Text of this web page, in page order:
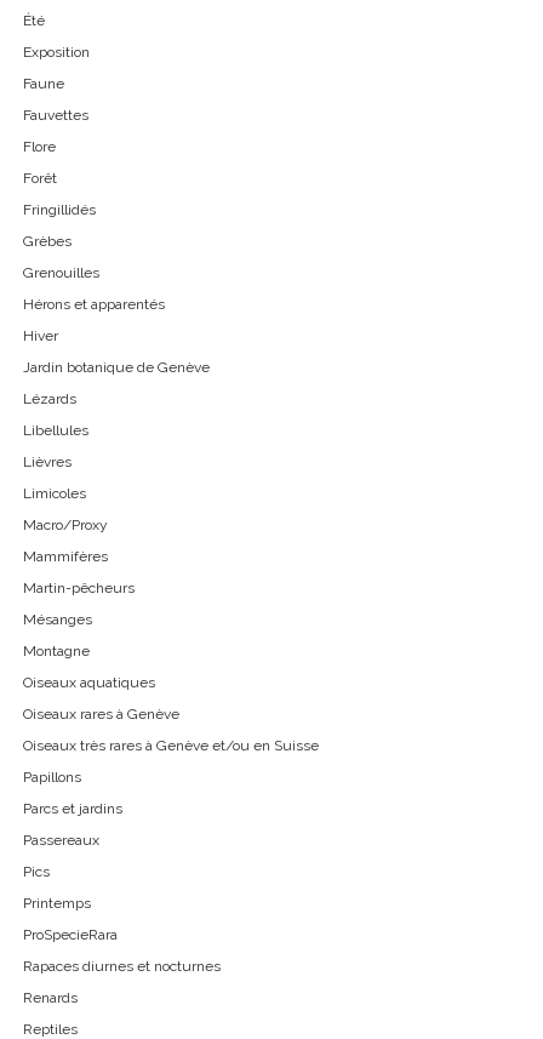
Été
Exposition
Faune
Fauvettes
Flore
Forêt
Fringillidés
Grèbes
Grenouilles
Hérons et apparentés
Hiver
Jardin botanique de Genève
Lézards
Libellules
Lièvres
Limicoles
Macro/Proxy
Mammifères
Martin-pêcheurs
Mésanges
Montagne
Oiseaux aquatiques
Oiseaux rares à Genève
Oiseaux très rares à Genève et/ou en Suisse
Papillons
Parcs et jardins
Passereaux
Pics
Printemps
ProSpecieRara
Rapaces diurnes et nocturnes
Renards
Reptiles